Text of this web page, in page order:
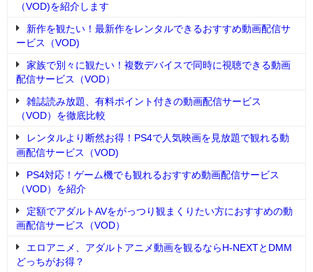
（VOD)を紹介します
新作を観たい！最新作をレンタルできるおすすめ動画配信サ
ービス（VOD)
家族で別々に観たい！複数デバイスで同時に視聴できる動画
配信サービス（VOD）
雑誌読み放題、有料ポイント付きの動画配信サービス
（VOD）を徹底比較
レンタルより断然お得！PS4で人気映画を見放題で観れる動
画配信サービス（VOD)
PS4対応！ゲーム機でも観れるおすすめ動画配信サービス
（VOD）を紹介
定額でアダルトAVをがっつり観まくりたい方におすすめの動
画配信サービス（VOD）
エロアニメ、アダルトアニメ動画を観るならH-NEXTとDMM
どっちがお得？